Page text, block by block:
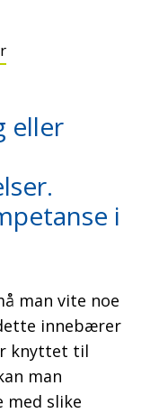
eller
i
man vite noe
innebærer
knyttet til
man
med slike